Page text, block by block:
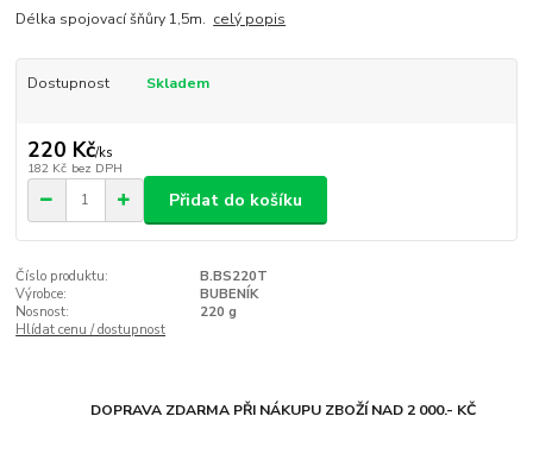
Délka spojovací šňůry 1,5m. celý popis
Dostupnost Skladem
220 Kč/ks
182 Kč bez DPH
Přidat do košíku
Číslo produktu:
B.BS220T
Výrobce:
BUBENÍK
Nosnost:
220 g
Hlídat cenu / dostupnost
DOPRAVA ZDARMA PŘI NÁKUPU ZBOŽÍ NAD 2 000.- KČ